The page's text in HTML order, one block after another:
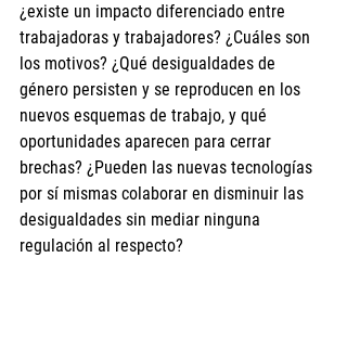
¿existe un impacto diferenciado entre
trabajadoras y trabajadores? ¿Cuáles son
los motivos? ¿Qué desigualdades de
género persisten y se reproducen en los
nuevos esquemas de trabajo, y qué
oportunidades aparecen para cerrar
brechas? ¿Pueden las nuevas tecnologías
por sí mismas colaborar en disminuir las
desigualdades sin mediar ninguna
regulación al respecto?